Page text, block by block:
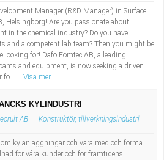
Manager (R&D Manager) in Surface
Helsingborg! Are you passionate about
in the chemical industry? Do you have
and a competent lab team? Then you might be
looking for! Dafo Fomtec AB, a leading
and equipment, is now seeking a driven
fo...
Visa mer
KYLINDUSTRI
AB Konstruktör, tillverkningsindustri
kylanläggningar och vara med och forma
för våra kunder och för framtidens